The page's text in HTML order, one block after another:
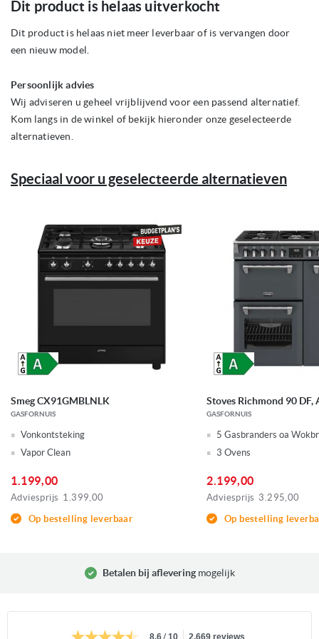
naar
begin
van
Dit product is helaas uitverkocht
Dit product is helaas niet meer leverbaar of is vervangen door
een nieuw model.
Persoonlijk advies
Wij adviseren u geheel vrijblijvend voor een passend alternatief.
Kom langs in de winkel of bekijk hieronder onze geselecteerde
alternatieven.
Speciaal voor u geselecteerde alternatieven
Smeg CX91GMBLNLK
GASFORNUIS
Vonkontsteking
Vapor Clean
1.199,00
Adviesprijs 1.399,00
Op bestelling leverbaar
Stoves Richmond 90 DF,
GASFORNUIS
5 Gasbranders oa
3 Ovens
2.199,00
Adviesprijs 3.295,00
Op bestelling
Betalen bij aflevering mogelijk
8.6/ 10 2.669 reviews